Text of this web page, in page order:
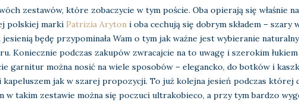
zestawów, które zobaczycie w tym poście. Oba opierają się właśnie
polskiej marki Patrizia Aryton i oba cechują się dobrym składem – szary
będę przypominała Wam o tym jak ważne jest wybieranie
Koniecznie podczas zakupów zwracajcie na to uwagę i szerokim
garnitur można nosić na wiele sposobów – elegancko, do botków i
jak w szarej propozycji. To już kolejna jesień podczas
w takim zestawie można się poczuci ultrakobieco, a przy tym bardzo